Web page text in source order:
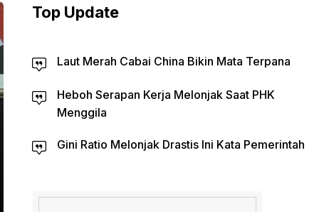
Top Update
Laut Merah Cabai China Bikin Mata Terpana
Heboh Serapan Kerja Melonjak Saat PHK
Menggila
Gini Ratio Melonjak Drastis Ini Kata Pemerintah